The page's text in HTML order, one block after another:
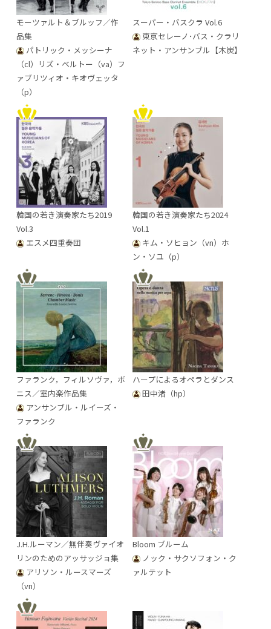
モーツァルト＆ブルッフ／作
品集
パトリック・メッシーナ
（cl）リズ・ベルトー（va）フ
ァブリツィオ・キオヴェッタ
（p）
スーパー・バスクラ Vol.6
東京セレーノ･バス・クラリ
ネット・アンサンブル【木炭】
韓国の若き演奏家たち2019
Vol.3
エスメ四重奏団
韓国の若き演奏家たち2024
Vol.1
キム・ソヒョン（vn）ホ
ン・ソユ（p）
ファランク，フィルソヴァ，ボ
ニス／室内楽作品集
アンサンブル・ルイーズ・
ファランク
ハープによるオペラとダンス
田中渚（hp）
J.H.ルーマン／無伴奏ヴァイオ
リンのためのアッサッジョ集
アリソン・ルースマーズ
（vn）
Bloom ブルーム
ノック・サクソフォン・ク
ァルテット